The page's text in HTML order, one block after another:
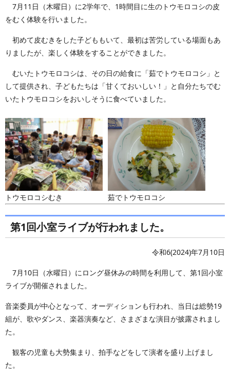
7月11日（木曜日）に2学年で、1時間目に生のトウモロコシの皮
をむく体験を行いました。
初めて皮むきをした子どももいて、最初は苦労している場面もあ
りましたが、楽しく体験をすることができました。
むいたトウモロコシは、その日の給食に「茹でトウモロコシ」と
して提供され、子どもたちは「甘くておいしい！」と自分たちでむ
いたトウモロコシをおいしそうに食べていました。
トウモロコシむき 茹でトウモロコシ
第1回小室ライブが行われました。
令和6(2024)年7月10日
7月10日（水曜日）にロング昼休みの時間を利用して、第1回小室
ライブが開催されました。
音楽委員が中心となって、オーディションも行われ、当日は総勢19
組が、歌やダンス、楽器演奏など、さまざまな演目が披露されまし
た。
観客の児童も大勢集まり、拍手などをして演者を盛り上げまし
た。